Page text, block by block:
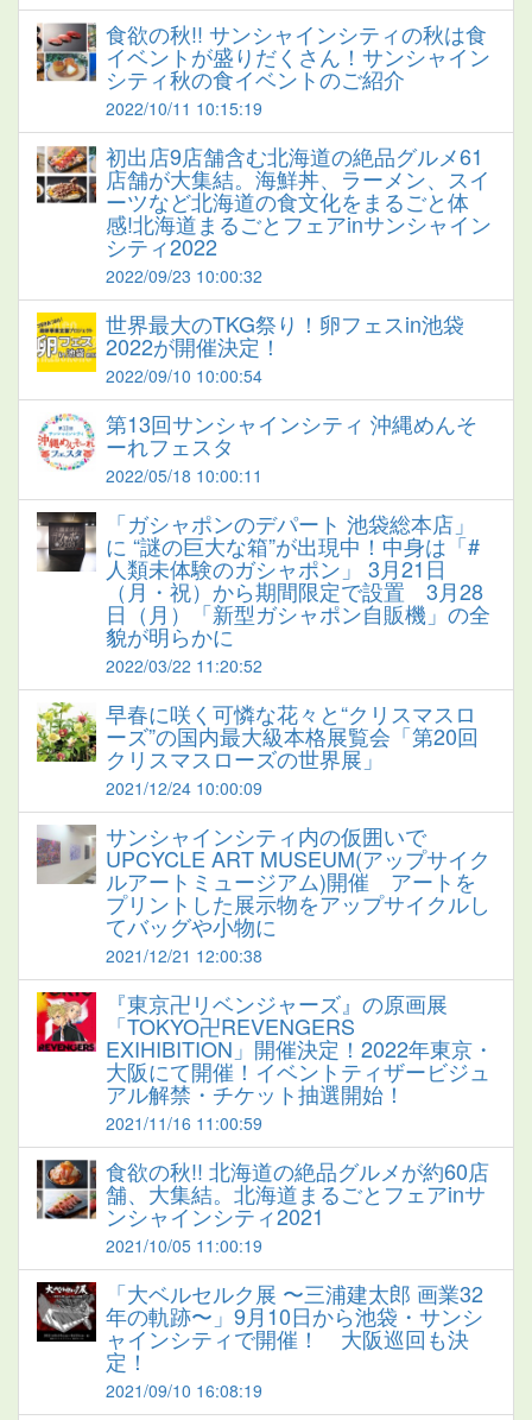
食欲の秋!! サンシャインシティの秋は食
イベントが盛りだくさん！サンシャイン
シティ秋の食イベントのご紹介
2022/10/11 10:15:19
初出店9店舗含む北海道の絶品グルメ61
店舗が大集結。海鮮丼、ラーメン、スイ
ーツなど北海道の食文化をまるごと体
感!北海道まるごとフェアinサンシャイン
シティ2022
2022/09/23 10:00:32
世界最大のTKG祭り！卵フェスin池袋
2022が開催決定！
2022/09/10 10:00:54
第13回サンシャインシティ 沖縄めんそ
ーれフェスタ
2022/05/18 10:00:11
「ガシャポンのデパート 池袋総本店」
に “謎の巨大な箱”が出現中！中身は「#
人類未体験のガシャポン」 3月21日
（月・祝）から期間限定で設置 3月28
日（月）「新型ガシャポン自販機」の全
貌が明らかに
2022/03/22 11:20:52
早春に咲く可憐な花々と“クリスマスロ
ーズ”の国内最大級本格展覧会「第20回
クリスマスローズの世界展」
2021/12/24 10:00:09
サンシャインシティ内の仮囲いで
UPCYCLE ART MUSEUM(アップサイク
ルアートミュージアム)開催 アートを
プリントした展示物をアップサイクルし
てバッグや小物に
2021/12/21 12:00:38
『東京卍リベンジャーズ』の原画展
「TOKYO卍REVENGERS
EXIHIBITION」開催決定！2022年東京・
大阪にて開催！イベントティザービジュ
アル解禁・チケット抽選開始！
2021/11/16 11:00:59
食欲の秋!! 北海道の絶品グルメが約60店
舗、大集結。北海道まるごとフェアinサ
ンシャインシティ2021
2021/10/05 11:00:19
「大ベルセルク展 〜三浦建太郎 画業32
年の軌跡〜」9月10日から池袋・サンシ
ャインシティで開催！ 大阪巡回も決
定！
2021/09/10 16:08:19